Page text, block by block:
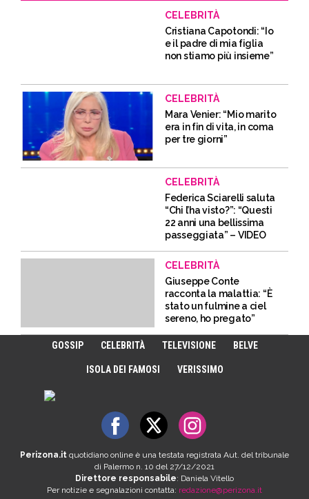
CELEBRITÀ
Cristiana Capotondi: “Io
e il padre di mia figlia
non stiamo più insieme”
CELEBRITÀ
Mara Venier: “Mio marito
era in fin di vita, in coma
per tre giorni”
CELEBRITÀ
Federica Sciarelli saluta
“Chi l’ha visto?”: “Questi
22 anni una bellissima
passeggiata” – VIDEO
CELEBRITÀ
Giuseppe Conte
racconta la malattia: “È
stato un fulmine a ciel
sereno, ho pregato”
GOSSIP CELEBRITÀ TELEVISIONE BELVE
ISOLA DEI FAMOSI VERISSIMO
Perizona.it quotidiano online è una testata registrata Aut. del tribunale
di Palermo n. 10 del 27/12/2021
Direttore responsabile: Daniela Vitello
Per notizie e segnalazioni contatta: redazione@perizona.it